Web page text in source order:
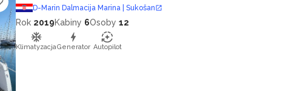
D-Marin Dalmacija Marina | Sukošan
Rok 2019Kabiny 6Osoby 12
KlimatyzacjaGenerator Autopilot